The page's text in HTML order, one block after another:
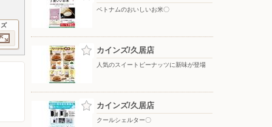
ベトナムのおいしいお米〇
カインズ/久居店
人気のスイートピーナッツに新味が登場
カインズ/久居店
クールシェルター〇